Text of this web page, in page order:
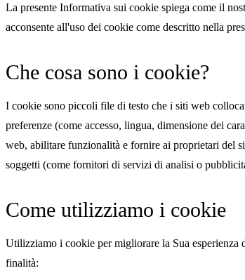
La presente Informativa sui cookie spiega come il
acconsente all'uso dei cookie come descritto nella
Che cosa sono i cookie?
I cookie sono piccoli file di testo che i siti web
preferenze (come accesso, lingua, dimensione dei
web, abilitare funzionalità e fornire ai proprietari del
soggetti (come fornitori di servizi di analisi o
Come utilizziamo i cookie
Utilizziamo i cookie per migliorare la Sua
finalità: